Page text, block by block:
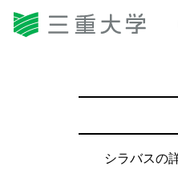
シラバスの